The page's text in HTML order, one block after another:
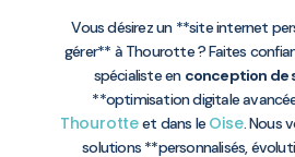
Vous désirez un **site internet
gérer** à Thourotte ? Faites
spécialiste en conception de
**optimisation digitale
Thourotteet dans le Oise. Nous
solutions **personnalisés,